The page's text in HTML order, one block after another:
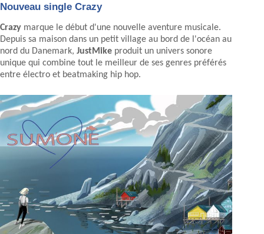
Nouveau single Crazy
Crazy marque le début d'une nouvelle aventure musicale.
Depuis sa maison dans un petit village au bord de l'océan au
nord du Danemark, JustMike produit un univers sonore
unique qui combine tout le meilleur de ses genres préférés
entre électro et beatmaking hip hop.